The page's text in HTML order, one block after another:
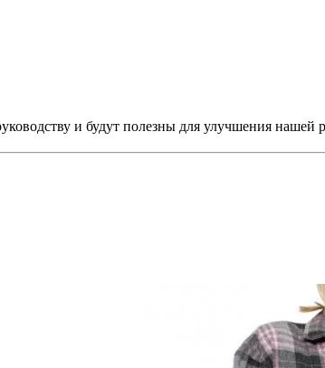
и будут полезны для улучшения нашей